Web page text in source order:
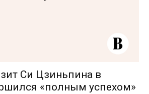
Си Цзиньпина в
«полным успехом»